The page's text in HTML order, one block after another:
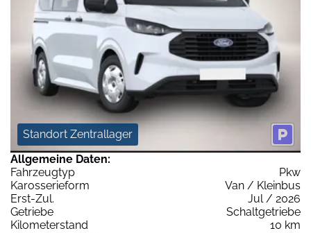
Standort Zentrallager
Allgemeine Daten:
Fahrzeugtyp
Pkw
Karosserieform
Van / Kleinbus
Erst-Zul.
Jul / 2026
Getriebe
Schaltgetriebe
Kilometerstand
10 km